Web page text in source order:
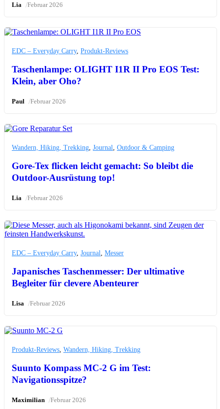
Lia /Februar 2026
EDC – Everyday Carry, Produkt-Reviews
Taschenlampe: OLIGHT I1R II Pro EOS Test:
Klein, aber Oho?
Paul /Februar 2026
Wandern, Hiking, Trekking, Journal, Outdoor & Camping
Gore-Tex flicken leicht gemacht: So bleibt die
Outdoor-Ausrüstung top!
Lia /Februar 2026
EDC – Everyday Carry, Journal, Messer
Japanisches Taschenmesser: Der ultimative
Begleiter für clevere Abenteurer
Lisa /Februar 2026
Produkt-Reviews, Wandern, Hiking, Trekking
Suunto Kompass MC-2 G im Test:
Navigationsspitze?
Maximilian /Februar 2026